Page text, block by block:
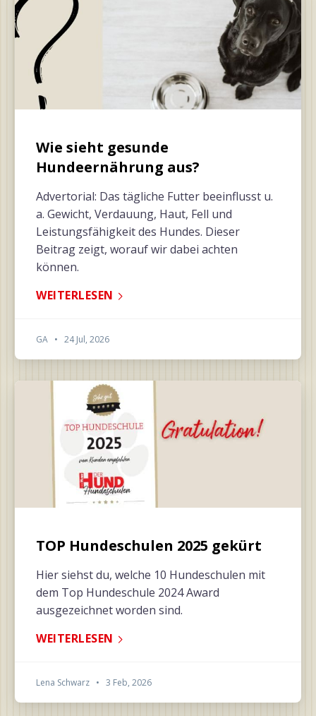
Wie sieht gesunde
Hundeernährung aus?
Advertorial: Das tägliche Futter beeinflusst u.
a. Gewicht, Verdauung, Haut, Fell und
Leistungsfähigkeit des Hundes. Dieser
Beitrag zeigt, worauf wir dabei achten
können.
WEITERLESEN
GA • 24 Jul, 2026
TOP Hundeschulen 2025 gekürt
Hier siehst du, welche 10 Hundeschulen mit
dem Top Hundeschule 2024 Award
ausgezeichnet worden sind.
WEITERLESEN
Lena Schwarz • 3 Feb, 2026